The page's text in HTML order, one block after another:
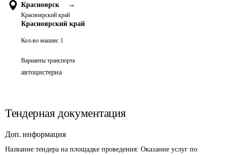
Красноярск →
Красноярский край
Красноярский край
Кол-во машин: 1
Варианты транспорта
автоцистерна
Тендерная документация
Доп. информация
Название тендера на площадке проведения: Оказание услуг по